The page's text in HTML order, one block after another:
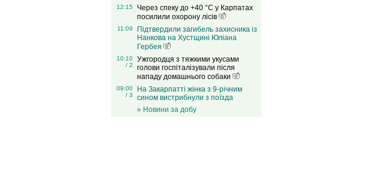
12:15
Через спеку до +40 °C у Карпатах
посилили охорону лісів
11:09
Підтвердили загибель захисника із
Нанкова на Хустщині Юліана
Гербея
10:10
/ 2
Ужгородця з тяжкими укусами
голови госпіталізували після
нападу домашнього собаки
09:00
/ 3
На Закарпатті жінка з 9-річним
сином вистрибнули з поїзда
» Новини за добу